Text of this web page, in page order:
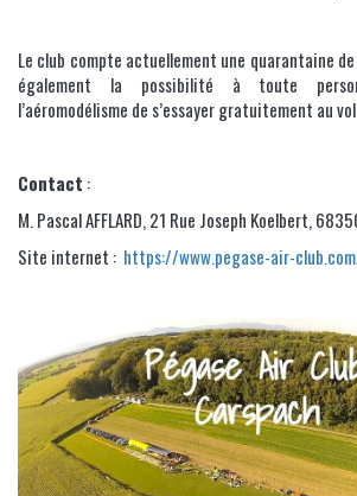
Le club compte actuellement une quarantaine
également la possibilité à toute
l’aéromodélisme de s’essayer gratuitement au
Contact :
M. Pascal AFFLARD, 21 Rue Joseph Koelbert,
Site internet : https://www.pegase-air-